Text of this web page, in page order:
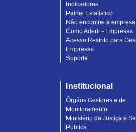
Indicadores
Painel Estatístico
Não encontrei a empresa
Como Aderir - Empresas
Acesso Restrito para
Empresas
Suporte
Institucional
Órgãos Gestores e de
Monitoramento
Ministério da Justiça e
Pública